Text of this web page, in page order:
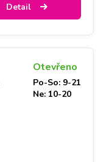
Detail
Otevřeno
Po-So: 9-21
Ne: 10-20